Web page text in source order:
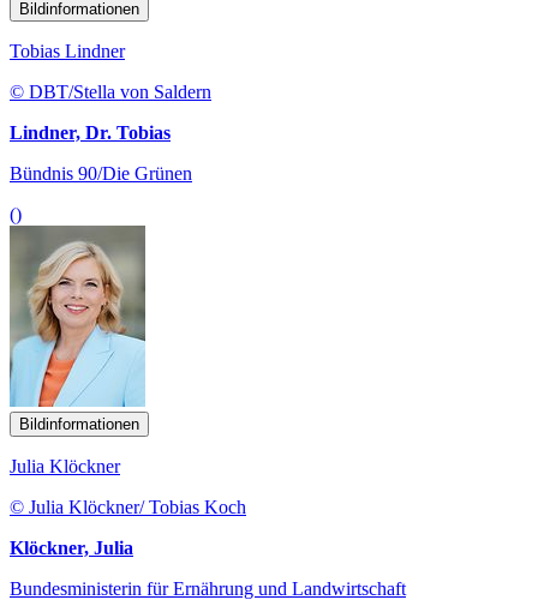
Bildinformationen
Tobias Lindner
© DBT/Stella von Saldern
Lindner, Dr. Tobias
Bündnis 90/Die Grünen
()
Bildinformationen
Julia Klöckner
© Julia Klöckner/ Tobias Koch
Klöckner, Julia
Bundesministerin für Ernährung und Landwirtschaft